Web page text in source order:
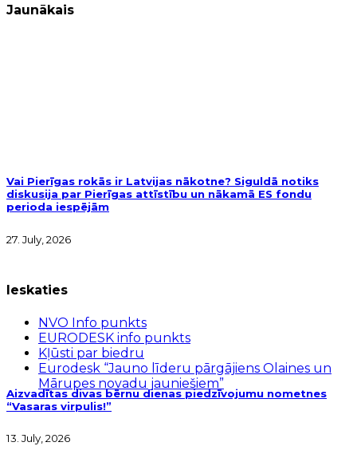
Jaunākais
Vai Pierīgas rokās ir Latvijas nākotne? Siguldā notiks
diskusija par Pierīgas attīstību un nākamā ES fondu
perioda iespējām
27. July, 2026
Aizvadītas divas bērnu dienas piedzīvojumu nometnes
“Vasaras virpulis!”
13. July, 2026
Ieskaties
NVO Info punkts
EURODESK info punkts
Kļūsti par biedru
Eurodesk “Jauno līderu pārgājiens Olaines un
Mārupes novadu jauniešiem”